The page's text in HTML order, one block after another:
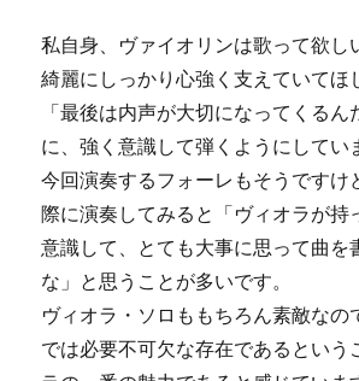
私自身、ヴァイオリンは歌って欲し
綺麗にしっかり心強く支えていてほ
「最後は内声が大切になってくるん
に、強く意識して弾くようにしてい
今回演奏するフォーレもそうですけ
際に演奏してみると「ヴィオラが持
意識して、とても大事に思って曲を
な」と思うことが多いです。
ヴィオラ・ソロももちろん素敵なの
では必要不可欠な存在であるという